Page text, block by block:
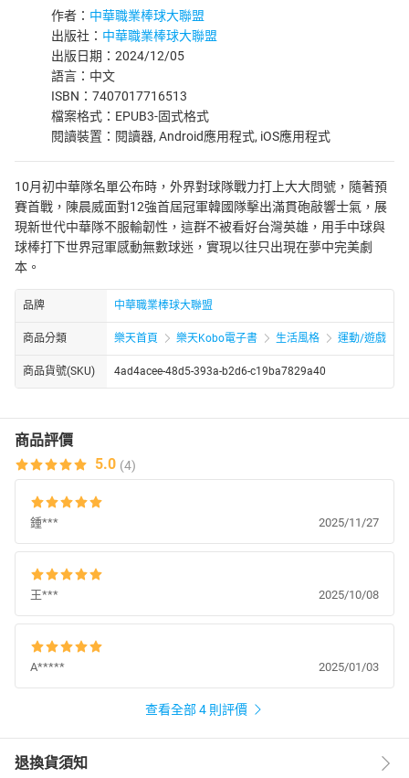
作者： 中華職業棒球大聯盟
出版社： 中華職業棒球大聯盟
出版日期：2024/12/05
語言：中文
ISBN：7407017716513
檔案格式：EPUB3-固式格式
閱讀裝置：閱讀器, Android應用程式, iOS應用程式
10月初中華隊名單公布時，外界對球隊戰力打上大大問號，隨著預
賽首戰，陳晨威面對12強首屆冠軍韓國隊擊出滿貫砲敲響士氣，展
現新世代中華隊不服輸韌性，這群不被看好台灣英雄，用手中球與
球棒打下世界冠軍感動無數球迷，實現以往只出現在夢中完美劇
本。
品牌 中華職業棒球大聯盟
商品分類 樂天首頁 樂天Kobo電子書 生活風格 運動/遊戲
商品貨號(SKU) 4ad4acee-48d5-393a-b2d6-c19ba7829a40
商品評價
5.0 (4)
鍾*** 2025/11/27
王*** 2025/10/08
A***** 2025/01/03
查看全部 4 則評價
退換貨須知